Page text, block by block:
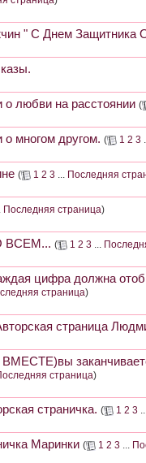
" С Днем Защитника
о любви на расстоянии (
многом другом. ( 1 2 3
( 1 2 3 ... Последняя
Последняя страница)
( 1 2 3 ...
цифра должна
страница)
страница
страница)
страничка. ( 1 2 3
Маринки ( 1 2 3 ...